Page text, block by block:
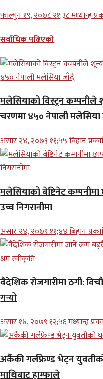
फाल्गुन १९, २०७८ २१;३८ मध्यान्ह
सर्वाधिक पढिएको
मलेसियाको विस्ट्रन
चरणमा ४५० नेपाली
असार २४, २०७९ ११;५५ बिहान
मलेसियाको बेष्टिनेट
उच्च निगरानीमा
असार २४, २०७९ ११;४४ बिहान
वैदेशिक रोजगारीमा ठगी:
गर्‍यो
असार १४, २०७९ १२;५६ मध्यान्ह
अर्कैकी गर्लफ्रेण्ड भेट्न
माथिबाट हाम्फाले